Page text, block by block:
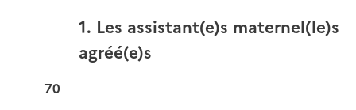
1. Les assistant(e)s maternel(le)s
agréé(e)s
70